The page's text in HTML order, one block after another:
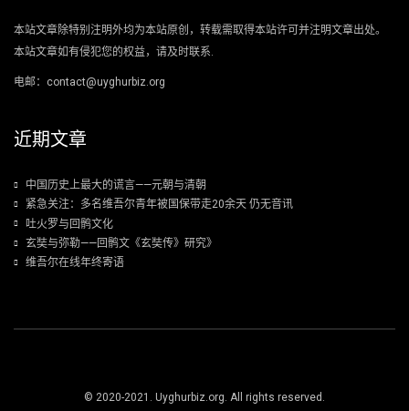
本站文章除特别注明外均为本站原创，转载需取得本站许可并注明文章出处。
本站文章如有侵犯您的权益，请及时联系.
电邮：contact@uyghurbiz.org
近期文章
中国历史上最大的谎言——元朝与清朝
紧急关注：多名维吾尔青年被国保带走20余天 仍无音讯
吐火罗与回鹘文化
玄奘与弥勒——回鹘文《玄奘传》研究》
维吾尔在线年终寄语
© 2020-2021. Uyghurbiz.org. All rights reserved.